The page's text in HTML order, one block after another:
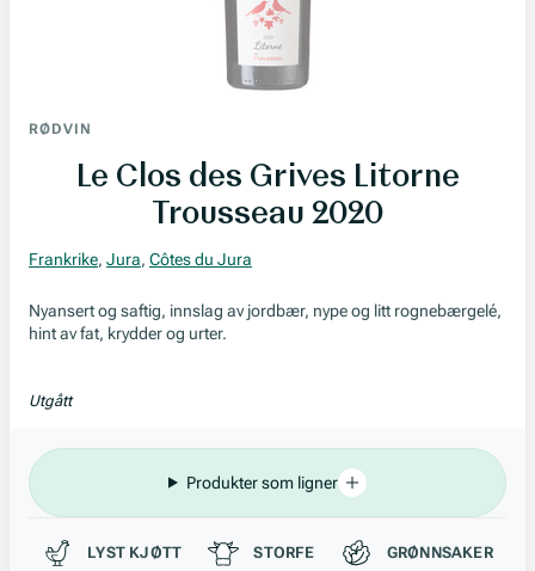
RØDVIN
Le Clos des Grives Litorne
Trousseau 2020
Frankrike, Jura, Côtes du Jura
Nyansert og saftig, innslag av jordbær, nype og litt rognebærgelé,
hint av fat, krydder og urter.
Utgått
Produkter som ligner
Passer til
LYST KJØTT STORFE GRØNNSAKER